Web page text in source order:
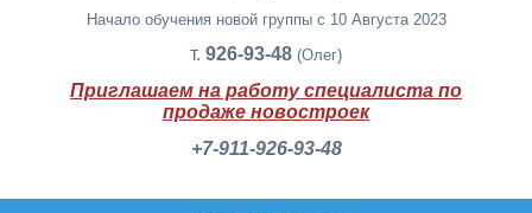
Начало обучения новой группы с 10 Августа 2023
т. 926-93-48 (Олег)
Приглашаем на работу специалиста по
продаже новостроек
+7-911-926-93-48